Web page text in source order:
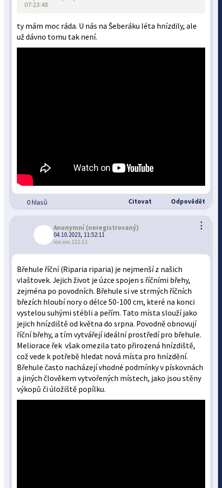
07:23:48
ty mám moc ráda. U nás na Šeberáku léta hnízdily, ale
už dávno tomu tak není.
0 hlasů Citovat Odpovědět
⋮
Anonymní (neregistrovaný)
04.10.2023, 11:52:11
xxx.xxx.122.51
Břehule říční (Riparia riparia) je nejmenší z našich
vlaštovek. Jejich život je úzce spojen s říčními břehy,
zejména po povodních. Břehule si ve strmých říčních
březích hloubí nory o délce 50-100 cm, které na konci
vystelou suhými stébli a peřím. Tato místa slouží jako
jejich hnízdiště od května do srpna. Povodně obnovují
říční břehy, a tím vytvářejí ideální prostředí pro břehule.
Meliorace řek však omezila tato přirozená hnízdiště,
což vede k potřebě hledat nová místa pro hnízdění.
Břehule často nacházejí vhodné podmínky v pískovnách
a jiných člověkem vytvořených místech, jako jsou stěny
výkopů či úložiště popílku.